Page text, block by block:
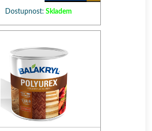
Dostupnost: Skladem